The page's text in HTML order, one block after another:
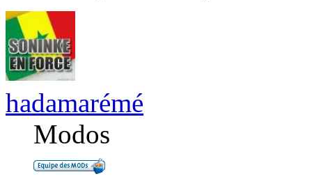
hadamarémé
Modos